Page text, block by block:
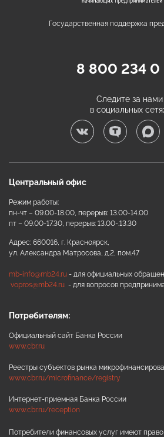
Государственная поддержка
8 800 234 0
Следите за нами
в социальных
Центральный офис
Режим работы:
пн-чт – 09.00-18.00, перерыв: 13.00-14.00
пт – 09.00-17.30, перерыв: 13.00-.13.30
Адрес: 660016, г. Красноярск,
ул. Александра Матросова, д.2, пом.47
mb-info@mb24.ru - для официальных
vopros@mb24.ru - для вопросов
Потребителям:
Официальный сайт Банка России
www.cbr.ru
Реестры субъектов рынка
www.cbr.ru/microfinance/registry
Интернет-приемная Банка России
www.cbr.ru/reception
Потребители финансовых услуг имеют